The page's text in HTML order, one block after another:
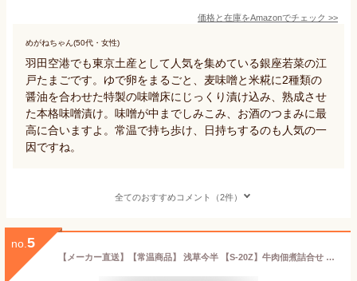
価格と在庫をAmazonでチェック >>
めがねちゃん(50代・女性)
羽田空港でも東京土産として人気を集めている銀座若菜の江
戸たまごです。ゆで卵をまるごと、麦味噌と米糀に2種類の
醤油を合わせた特製の味噌床にじっくり漬け込み、熟成させ
た本格味噌漬け。味噌が中までしみこみ、お酒のつまみに最
高に合いますよ。常温で持ち歩け、日持ちするのも人気の一
因ですね。
全てのおすすめコメント（2件）
no. 5
【メーカー直送】【常温商品】 浅草今半 【S-20Z】牛肉佃煮詰合せ 東京 お土産 レトルト お惣菜 おつまみ 佃煮 牛肉 すきやき ごぼう れんこん セット グルメ お取り寄せ ギフト ご飯のおとも ご挨拶 お中元 お歳暮 母の日 父の日 お返し お年賀 のし可